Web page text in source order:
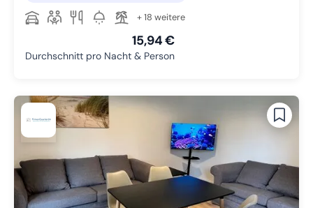
+ 18 weitere
15,94 €
Durchschnitt pro Nacht & Person